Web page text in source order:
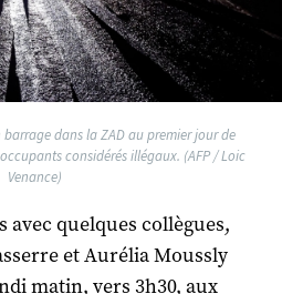
dans la ZAD au premier jour de
considérés illégaux. (AFP / Loic
Venance)
avec quelques collègues,
et Aurélia Moussly
matin, vers 3h30, aux